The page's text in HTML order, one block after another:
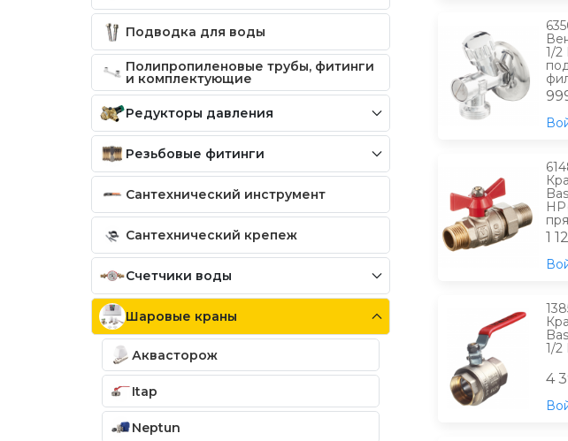
Подводка для воды
Полипропиленовые трубы, фитинги
и комплектующие
Редукторы давления
Резьбовые фитинги
Сантехнический инструмент
Сантехнический крепеж
Счетчики воды
Шаровые краны
Аквасторож
Itap
Neptun
1/
1
1/2
4